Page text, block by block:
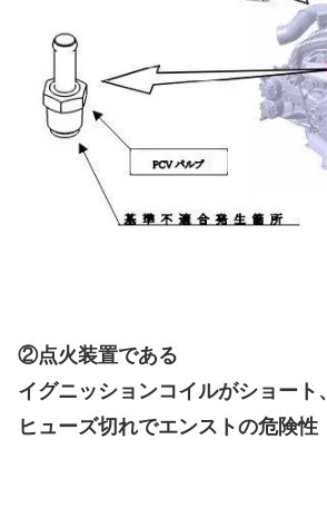
②点火装置である
イグニッションコイルがショート、
ヒューズ切れでエンストの危険性